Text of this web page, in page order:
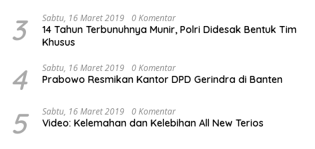
3 Sabtu, 16 Maret 2019 0 Komentar
14 Tahun Terbunuhnya Munir, Polri Didesak Bentuk Tim
Khusus
4 Sabtu, 16 Maret 2019 0 Komentar
Prabowo Resmikan Kantor DPD Gerindra di Banten
5 Sabtu, 16 Maret 2019 0 Komentar
Video: Kelemahan dan Kelebihan All New Terios